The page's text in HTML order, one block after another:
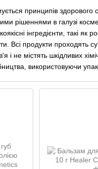
принципів здорового
рішеннями в галузі
інгредієнти, такі як
Всі продукти проходять
не містять шкідливих
використовуючи
сяючою. Вони можуть